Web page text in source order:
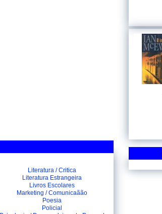
Literatura / Critica
Literatura Estrangeira
Livros Escolares
Marketing / Comunicaãão
Poesia
Policial